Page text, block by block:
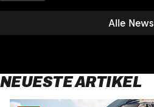
Alle News
NEUESTE ARTIKEL